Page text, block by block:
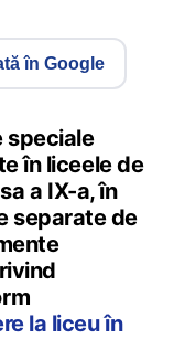
în Google
speciale
în liceele de
a IX-a, în
separate de
la liceu în